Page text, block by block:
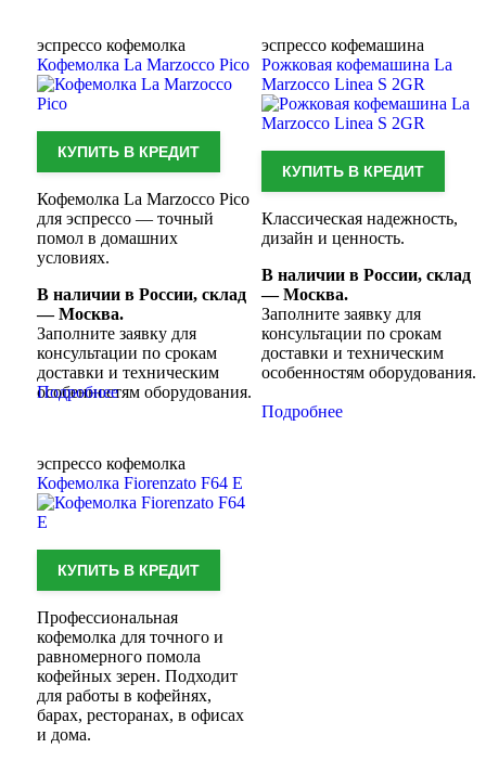
эспрессо кофемашина
Рожковая кофемашина La
Marzocco Linea S 2GR
КУПИТЬ В КРЕДИТ
Классическая надежность,
дизайн и ценность.
В наличии в России, склад
— Москва.
Заполните заявку для
консультации по срокам
доставки и техническим
особенностям оборудования.
Подробнее
эспрессо кофемолка
Кофемолка La Marzocco Pico
КУПИТЬ В КРЕДИТ
Кофемолка La Marzocco Pico
для эспрессо — точный
помол в домашних
условиях.
В наличии в России, склад
— Москва.
Заполните заявку для
консультации по срокам
доставки и техническим
особенностям оборудования.
Подробнее
эспрессо кофемолка
Кофемолка Fiorenzato F64 E
КУПИТЬ В КРЕДИТ
Профессиональная
кофемолка для точного и
равномерного помола
кофейных зерен. Подходит
для работы в кофейнях,
барах, ресторанах, в офисах
и дома.